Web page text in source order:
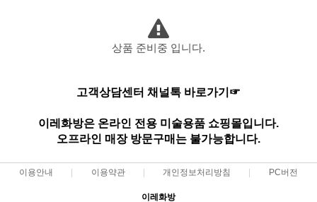
상품 준비중 입니다.
고객상담센터 채널톡 바로가기☞
이레화방은 온라인 전용 미술용품 쇼핑몰입니다.
오프라인 매장 방문구매는 불가능합니다.
이용안내 이용약관 개인정보처리방침 PC버전
이레화방